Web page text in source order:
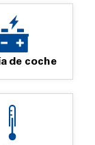
de coche